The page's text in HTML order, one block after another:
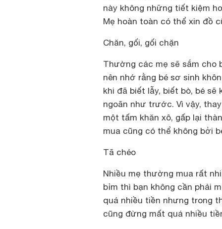
này không những tiết kiệm
Mẹ hoàn toàn có thể xin đồ
Chăn, gối, gối chặn
Thường các mẹ sẽ sắm cho
nên nhớ rằng bé sơ sinh
khi đã biết lẫy, biết bò, bé
ngoãn như trước. Vì vậy,
một tấm khăn xô, gấp lại
mua cũng có thể không bởi
Tã chéo
Nhiều mẹ thường mua rất
bỉm thì bạn không cần phải
quá nhiều tiền nhưng trong
cũng đừng mất quá nhiều